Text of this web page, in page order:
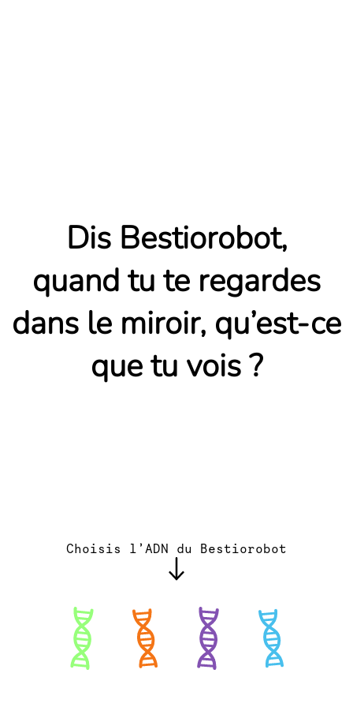
Dis Bestiorobot,
quand tu te regardes
dans le miroir, qu’est-ce
que tu vois ?
Choisis l’ADN du Bestiorobot